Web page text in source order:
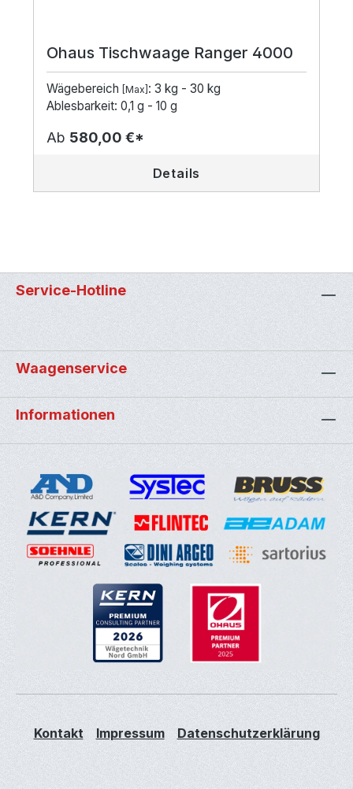
Ohaus Tischwaage Ranger 4000
Wägebereich [Max] : 3 kg - 30 kg
Ablesbarkeit: 0,1 g - 10 g
Ab 580,00 €*
Details
Service-Hotline
Waagenservice
Informationen
Kontakt Impressum Datenschutzerklärung